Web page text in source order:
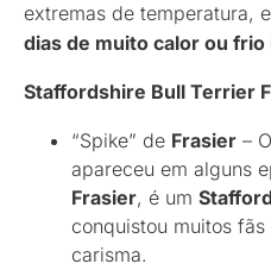
extremas de temperatura,
dias de muito calor ou
Staffordshire Bull Terrier
“Spike” de Frasier –
apareceu em alguns
Frasier, é um
conquistou muitos
carisma.